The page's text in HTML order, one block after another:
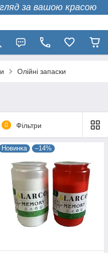
за вашою красою
Олійні запаски
0 Фільтри
Новинка –14%